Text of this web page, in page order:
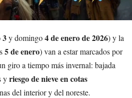
3y domingo4 de enero de 2026) y la
5 de enero) van a estar marcados por
giro a tiempo más invernal: bajada
yriesgo de nieve en cotas
del interior y del noreste.